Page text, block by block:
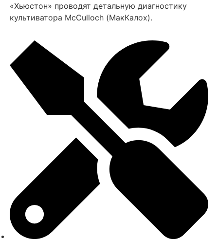
«Хьюстон» проводят детальную диагностику
культиватора MсCulloch (МакКалох).